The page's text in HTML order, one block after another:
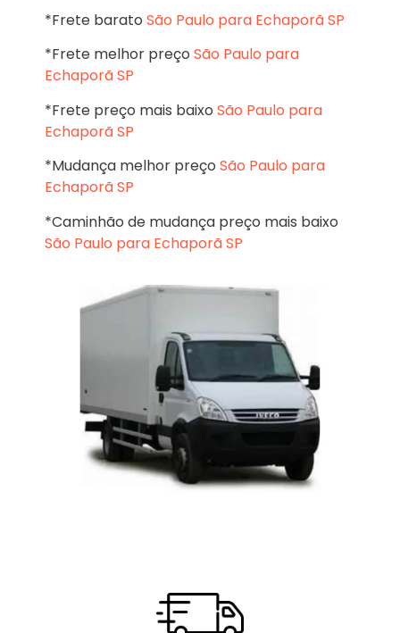
*Frete barato São Paulo para Echaporã SP
*Frete melhor preço São Paulo para
Echaporã SP
*Frete preço mais baixo São Paulo para
Echaporã SP
*Mudança melhor preço São Paulo para
Echaporã SP
*Caminhão de mudança preço mais baixo
São Paulo para Echaporã SP